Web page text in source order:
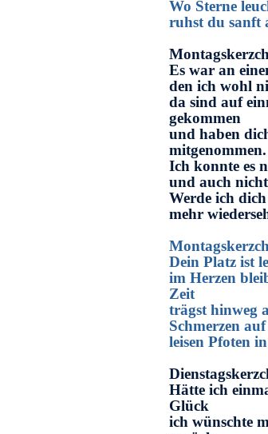
Wo Sterne
ruhst du sanft
Es war an
den ich wohl
da sind auf
gekommen
und haben
mitgenommen.
Ich konnte es
und auch
Werde ich
mehr
Dein Platz ist
im Herzen
Zeit
trägst hinweg
Schmerzen auf
leisen Pfoten
Hätte ich
Glück
ich wünschte